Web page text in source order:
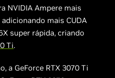
NVIDIA Ampere mais
mais CUDA
super rápida, criando
Ti.
a GeForce RTX 3070 Ti